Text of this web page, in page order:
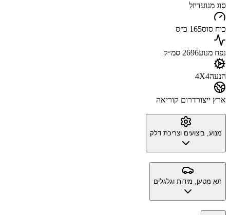
סוג מנועדיזל
כוח סוס165 כ״ס
נפח מנוע2696 סמ״ק
הנעה4X4
ארץ ייצורדרום קוריאה
מנוע, ביצועים וצריכת דלק
תא מטען, מידות וגלגלים